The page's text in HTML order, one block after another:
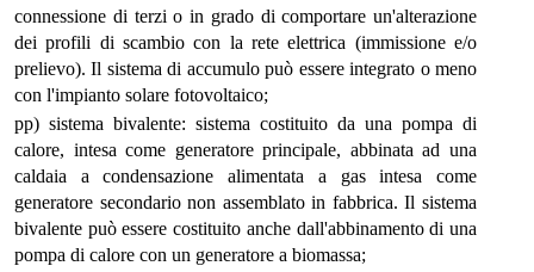
connessione di terzi o in grado di comportare un'alterazione
dei profili di scambio con la rete elettrica (immissione e/o
prelievo). Il sistema di accumulo può essere integrato o meno
con l'impianto solare fotovoltaico;
pp) sistema bivalente: sistema costituito da una pompa di
calore, intesa come generatore principale, abbinata ad una
caldaia a condensazione alimentata a gas intesa come
generatore secondario non assemblato in fabbrica. Il sistema
bivalente può essere costituito anche dall'abbinamento di una
pompa di calore con un generatore a biomassa;